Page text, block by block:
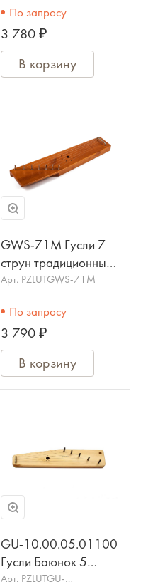
По запросу
3 780 ₽
В корзину
GWS-71M Гусли 7
струн традиционные,
крыловидные, цвет
Арт. PZLUTGWS-71M
По запросу
3 790 ₽
В корзину
GU-10.00.05.01100
Гусли Баюнок 5
Арт. PZLUTGU-